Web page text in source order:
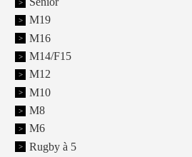
M19
M16
M14/F15
M12
M10
M8
M6
Rugby à 5